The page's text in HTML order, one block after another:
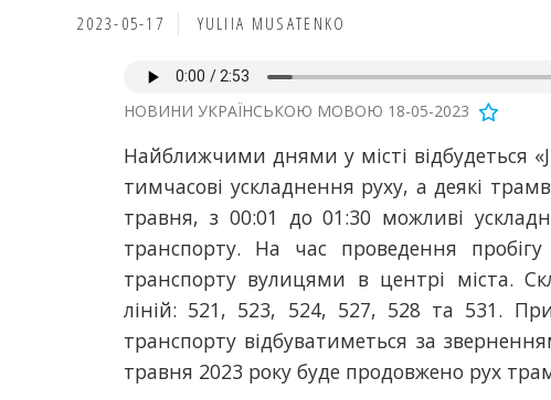
2023-05-17 YULIIA MUSATENKO
НОВИНИ УКРАЇНСЬКОЮ МОВОЮ 18-05-2023
Найближчими днями у місті відбудеться
тимчасові ускладнення руху, а деякі
травня, з 00:01 до 01:30 можливі
транспорту. На час проведення
транспорту вулицями в центрі міста.
ліній: 521, 523, 524, 527, 528 та 531.
транспорту відбуватиметься за
травня 2023 року буде продовжено рух